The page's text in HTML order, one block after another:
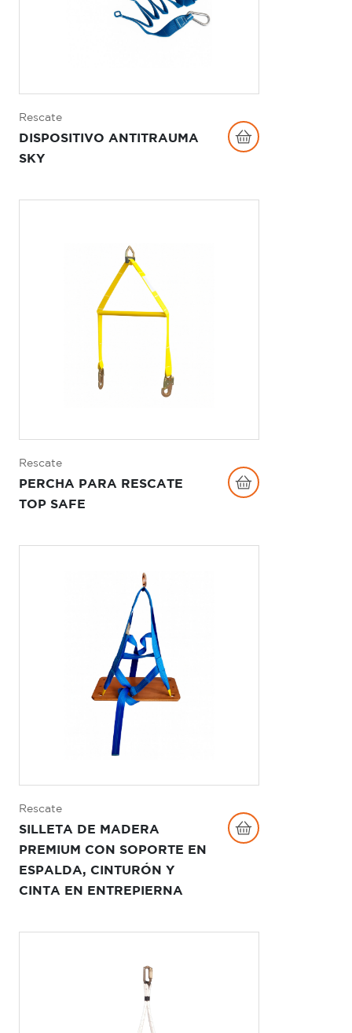
Rescate
DISPOSITIVO ANTITRAUMA
SKY
Rescate
PERCHA PARA RESCATE
TOP SAFE
Rescate
SILLETA DE MADERA
PREMIUM CON SOPORTE EN
ESPALDA, CINTURÓN Y
CINTA EN ENTREPIERNA